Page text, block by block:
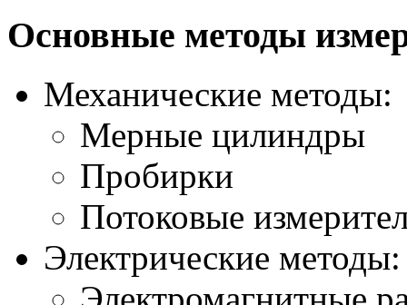
Основные методы
Механические методы:
Мерные цилиндры
Пробирки
Потоковые
Электрические методы: